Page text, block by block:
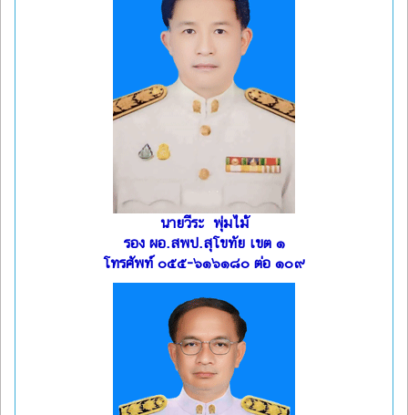
นายวีระ พุ่มไม้
รอง ผอ.สพป.สุโขทัย เขต ๑
โทรศัพท์ ๐๕๕-๖๑๖๑๘๐ ต่อ ๑๐๙